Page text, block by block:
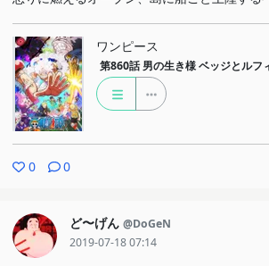
ワンピース
第860話 男の生き様 ベッジとルフ
0 0
ど〜げん @DoGeN
2019-07-18 07:14